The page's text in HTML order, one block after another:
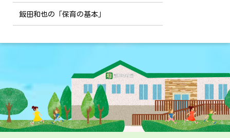
飯田和也の「保育の基本」
稿
ナ
ビ